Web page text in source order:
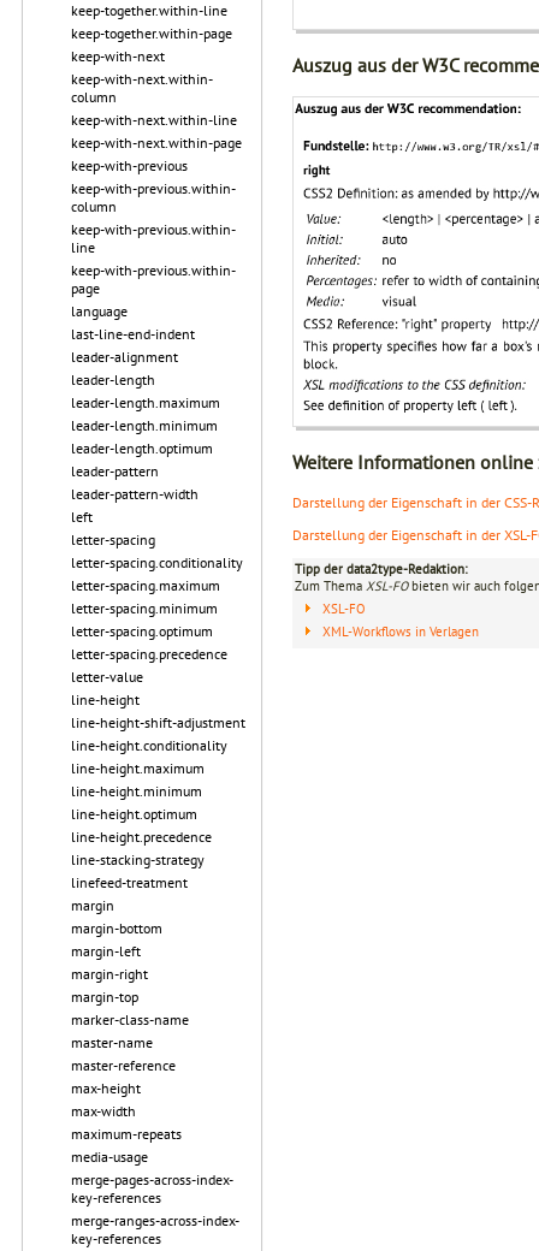
keep-together.within-line
keep-together.within-page
keep-with-next
keep-with-next.within-
column
keep-with-next.within-line
keep-with-next.within-page
keep-with-previous
keep-with-previous.within-
column
keep-with-previous.within-
line
keep-with-previous.within-
page
language
last-line-end-indent
leader-alignment
leader-length
leader-length.maximum
leader-length.minimum
leader-length.optimum
leader-pattern
leader-pattern-width
left
letter-spacing
letter-spacing.conditionality
letter-spacing.maximum
letter-spacing.minimum
letter-spacing.optimum
letter-spacing.precedence
letter-value
line-height
line-height-shift-adjustment
line-height.conditionality
line-height.maximum
line-height.minimum
line-height.optimum
line-height.precedence
line-stacking-strategy
linefeed-treatment
margin
margin-bottom
margin-left
margin-right
margin-top
marker-class-name
master-name
master-reference
max-height
max-width
maximum-repeats
media-usage
merge-pages-across-index-
key-references
merge-ranges-across-index-
key-references
Auszug aus der W3C
Weitere Informationen online
Darstellung der Eigenschaft in der CSS-
Darstellung der Eigenschaft in der XSL-
Tipp der data2type-Redaktion:
Zum Thema XSL-FObieten wir auch
XSL-FO
XML-Workflows in Verlagen